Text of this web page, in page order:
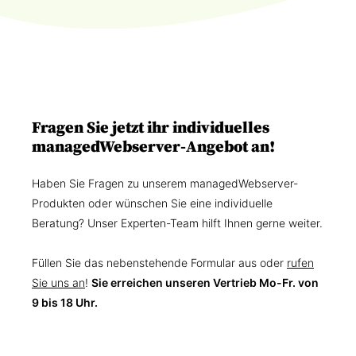
Fragen Sie jetzt ihr individuelles
managedWebserver-Angebot an!
Haben Sie Fragen zu unserem managedWebserver-
Produkten oder wünschen Sie eine individuelle
Beratung? Unser Experten-Team hilft Ihnen gerne weiter.
Füllen Sie das nebenstehende Formular aus oder rufen
Sie uns an! Sie erreichen unseren Vertrieb Mo-Fr. von
9 bis 18 Uhr.